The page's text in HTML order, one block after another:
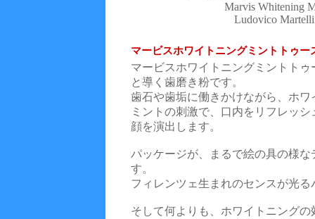
Marvis Whitening
Ludovico
マービスホワイトニングミントトゥー
マービスホワイトニングミントト
と導く歯磨き粉です。
歯石や歯垢に働きかけながら、ホ
ミントの刺激で、口内をリフレッ
顔を演出します。
パッケージが、まるで絵の具の様
す。
フィレンツェ生まれのセンスが光る
そして何よりも、ホワイトニング